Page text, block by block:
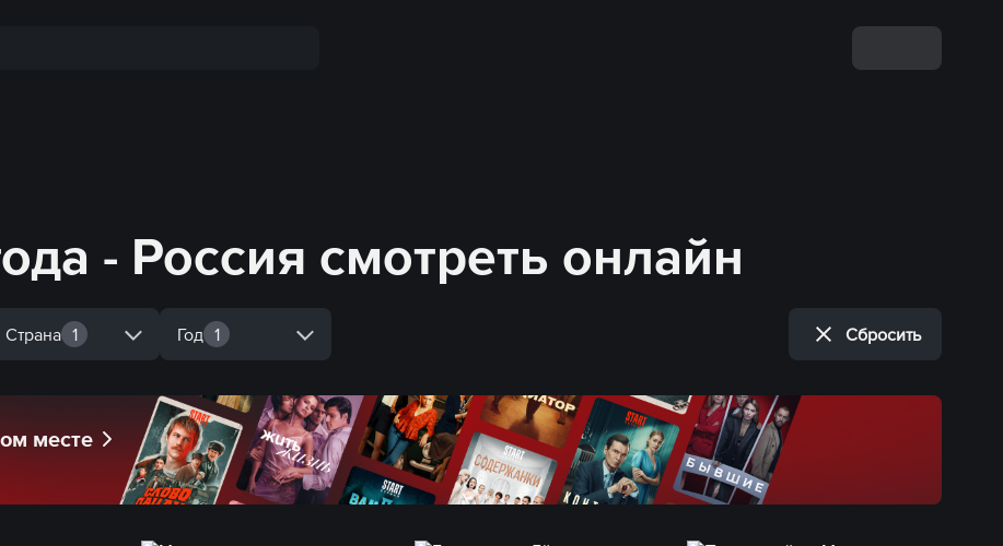
- Россия смотреть онлайн
Страна 1 Год 1 Сбросить
месте